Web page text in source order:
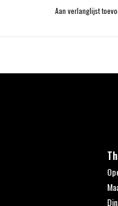
Aan verlanglijst